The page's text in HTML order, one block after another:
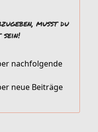
musst du
sein!
nachfolgende
neue Beiträge